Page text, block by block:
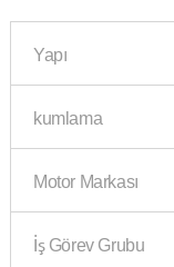
Yapı
kumlama
Motor Markası
İş Görev Grubu